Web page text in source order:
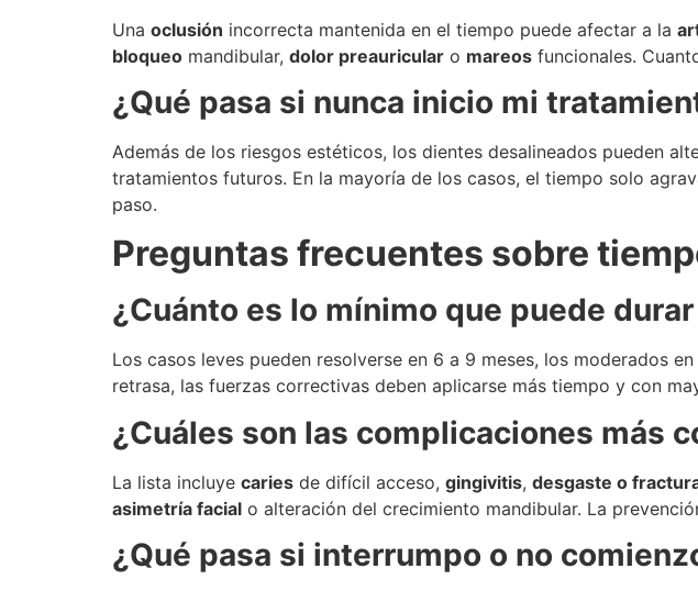
Una oclusión incorrecta mantenida en el tiempo puede afectar a la
bloqueo mandibular, dolor preauricular o mareos funcionales.
¿Qué pasa si nunca inicio mi
Además de los riesgos estéticos, los dientes desalineados pueden
tratamientos futuros. En la mayoría de los casos, el tiempo solo
paso.
Preguntas frecuentes sobre
¿Cuánto es lo mínimo que puede
Los casos leves pueden resolverse en 6 a 9 meses, los moderados
retrasa, las fuerzas correctivas deben aplicarse más tiempo y con
¿Cuáles son las complicaciones más
La lista incluye caries de difícil acceso, gingivitis, desgaste o
asimetría facial o alteración del crecimiento mandibular. La
¿Qué pasa si interrumpo o no